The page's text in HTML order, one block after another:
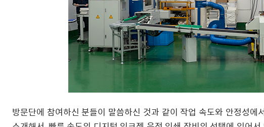
방문단에 참여하신 분들이 말씀하신 것과 같이 작업 속도와 안정성